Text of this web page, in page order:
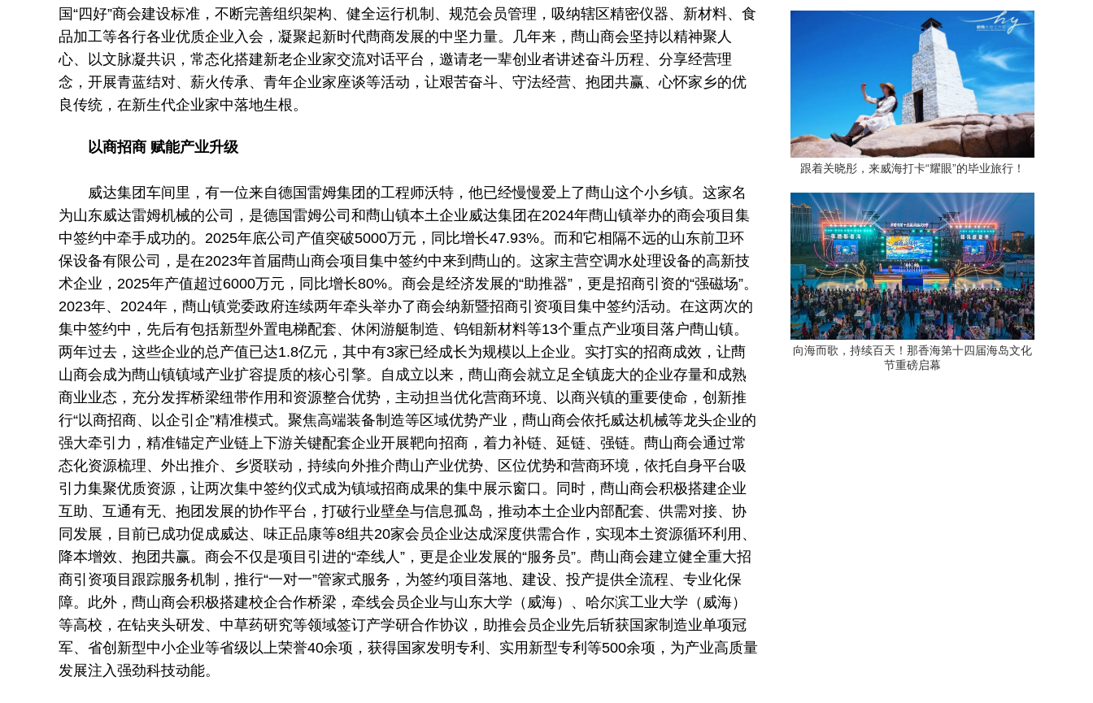
国“四好”商会建设标准，不断完善组织架构、健全运行机制、规范会员管理，吸纳辖区精密仪器、新材料、食
品加工等各行各业优质企业入会，凝聚起新时代蔄商发展的中坚力量。几年来，蔄山商会坚持以精神聚人
心、以文脉凝共识，常态化搭建新老企业家交流对话平台，邀请老一辈创业者讲述奋斗历程、分享经营理
念，开展青蓝结对、薪火传承、青年企业家座谈等活动，让艰苦奋斗、守法经营、抱团共赢、心怀家乡的优
良传统，在新生代企业家中落地生根。
以商招商 赋能产业升级
威达集团车间里，有一位来自德国雷姆集团的工程师沃特，他已经慢慢爱上了蔄山这个小乡镇。这家名
为山东威达雷姆机械的公司，是德国雷姆公司和蔄山镇本土企业威达集团在2024年蔄山镇举办的商会项目集
中签约中牵手成功的。2025年底公司产值突破5000万元，同比增长47.93%。而和它相隔不远的山东前卫环
保设备有限公司，是在2023年首届蔄山商会项目集中签约中来到蔄山的。这家主营空调水处理设备的高新技
术企业，2025年产值超过6000万元，同比增长80%。商会是经济发展的“助推器”，更是招商引资的“强磁场”。
2023年、2024年，蔄山镇党委政府连续两年牵头举办了商会纳新暨招商引资项目集中签约活动。在这两次的
集中签约中，先后有包括新型外置电梯配套、休闲游艇制造、钨钼新材料等13个重点产业项目落户蔄山镇。
两年过去，这些企业的总产值已达1.8亿元，其中有3家已经成长为规模以上企业。实打实的招商成效，让蔄
山商会成为蔄山镇镇域产业扩容提质的核心引擎。自成立以来，蔄山商会就立足全镇庞大的企业存量和成熟
商业业态，充分发挥桥梁纽带作用和资源整合优势，主动担当优化营商环境、以商兴镇的重要使命，创新推
行“以商招商、以企引企”精准模式。聚焦高端装备制造等区域优势产业，蔄山商会依托威达机械等龙头企业的
强大牵引力，精准锚定产业链上下游关键配套企业开展靶向招商，着力补链、延链、强链。蔄山商会通过常
态化资源梳理、外出推介、乡贤联动，持续向外推介蔄山产业优势、区位优势和营商环境，依托自身平台吸
引力集聚优质资源，让两次集中签约仪式成为镇域招商成果的集中展示窗口。同时，蔄山商会积极搭建企业
互助、互通有无、抱团发展的协作平台，打破行业壁垒与信息孤岛，推动本土企业内部配套、供需对接、协
同发展，目前已成功促成威达、味正品康等8组共20家会员企业达成深度供需合作，实现本土资源循环利用、
降本增效、抱团共赢。商会不仅是项目引进的“牵线人”，更是企业发展的“服务员”。蔄山商会建立健全重大招
商引资项目跟踪服务机制，推行“一对一”管家式服务，为签约项目落地、建设、投产提供全流程、专业化保
障。此外，蔄山商会积极搭建校企合作桥梁，牵线会员企业与山东大学（威海）、哈尔滨工业大学（威海）
等高校，在钻夹头研发、中草药研究等领域签订产学研合作协议，助推会员企业先后斩获国家制造业单项冠
军、省创新型中小企业等省级以上荣誉40余项，获得国家发明专利、实用新型专利等500余项，为产业高质量
发展注入强劲科技动能。
跟着关晓彤，来威海打卡“耀眼”的毕业旅行！
向海而歌，持续百天！那香海第十四届海岛文化
节重磅启幕